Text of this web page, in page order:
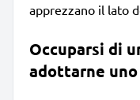
apprezzano il lato
Occuparsi di
adottarne uno